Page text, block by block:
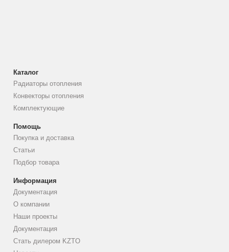
Каталог
Радиаторы отопления
Конвекторы отопления
Комплектующие
Помощь
Покупка и доставка
Статьи
Подбор товара
Информация
Документация
О компании
Наши проекты
Документация
Стать дилером KZTO